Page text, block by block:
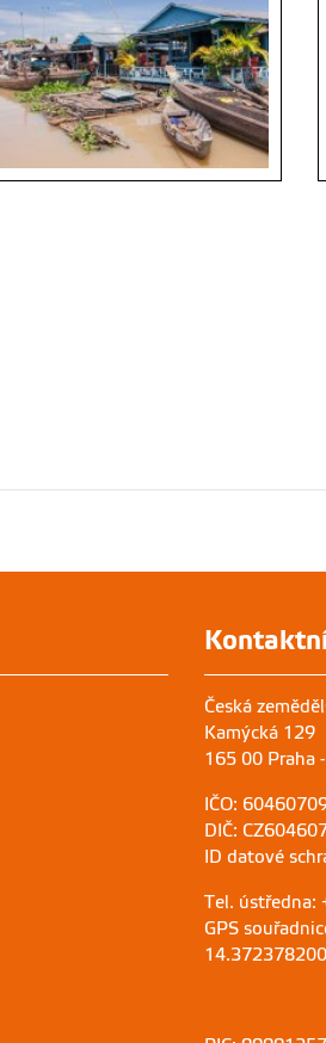
Česká
Kamýcká 129
165 00 Praha
IČO:
DIČ:
ID datové
Tel. ústředna:
GPS